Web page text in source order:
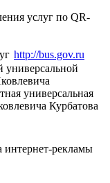
услуг по QR-
http://bus.gov.ru
универсальной
универсальная
Курбатова
интернет-рекламы